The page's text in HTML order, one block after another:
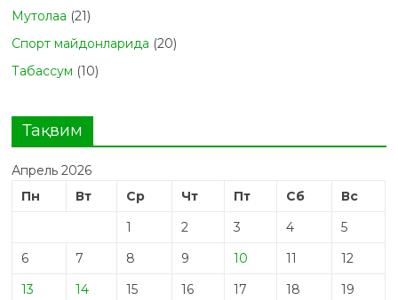
Мутолаа (21)
Спорт майдонларида (20)
Табасcум (10)
Тақвим
Апрель 2026
Пн
Вт Ср Чт Пт Сб
Вс
1
2 3 4
5
6
7 8 9 10 11
12
13
14 15 16 17 18
19